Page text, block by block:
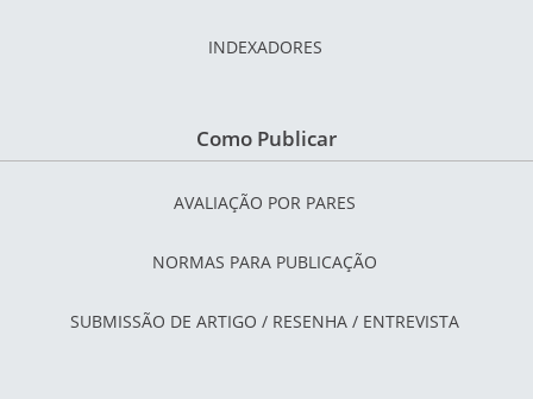
INDEXADORES
Como Publicar
AVALIAÇÃO POR PARES
NORMAS PARA PUBLICAÇÃO
SUBMISSÃO DE ARTIGO / RESENHA / ENTREVISTA